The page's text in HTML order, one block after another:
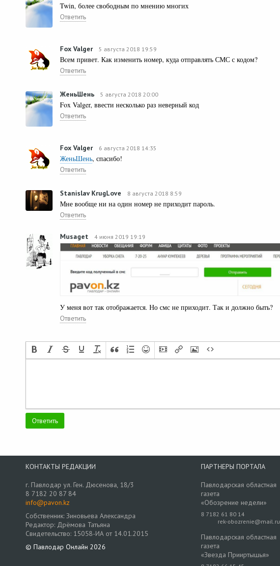
Twin, более свободным по мнению многих
Ответить
Fox Valger 5 августа 2018 19:59
Всем привет. Как изменить номер, куда отправлять СМС с кодом?
Ответить
ЖеньШень 5 августа 2018 20:00
Fox Valger, ввести несколько раз неверный код
Ответить
Fox Valger 6 августа 2018 14:35
ЖеньШень, спасибо!
Ответить
Stanislav KrugLove 8 августа 2018 8:59
Мне вообще ни на один номер не приходит пароль.
Ответить
Musaget 4 июня 2019 19:19
У меня вот так отображается. Но смс не приходит. Так и должно быть?
Ответить
КОНТАКТЫ РЕДАКЦИИ
г. Павлодар ул. Ген. Дюсенова, 18/3
8 7182 20 87 84
info@pavon.kz
Собственник: Зиновьева Александра
Редактор: Дрёмова Татьяна
Свидетельство: 15058-ИА от 14.01.2015
© Павлодар Онлайн 2026
ПАРТНЕРЫ ПОРТАЛА
Павлодарская областная
газета
«Обозрение недели»
8 7182 61 80 14
rek-obozrenie@mail.ru
Павлодарская областная
газета
«Звезда Прииртышья»